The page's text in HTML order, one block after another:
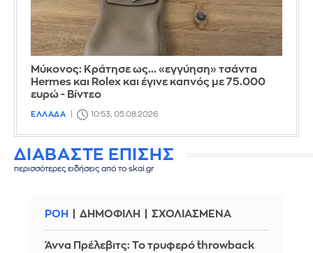
Μύκονος: Κράτησε ως... «εγγύηση» τσάντα
Hermes και Rolex και έγινε καπνός με 75.000
ευρώ - Βίντεο
ΕΛΛΑΔΑ 10:53, 05.08.2026
ΔΙΑΒΑΣΤΕ ΕΠΙΣΗΣ
περισσότερες ειδήσεις από το skai.gr
ΡΟΗ ΔΗΜΟΦΙΛΗ ΣΧΟΛΙΑΣΜΕΝΑ
Άννα Πρέλεβιτς: Το τρυφερό throwback